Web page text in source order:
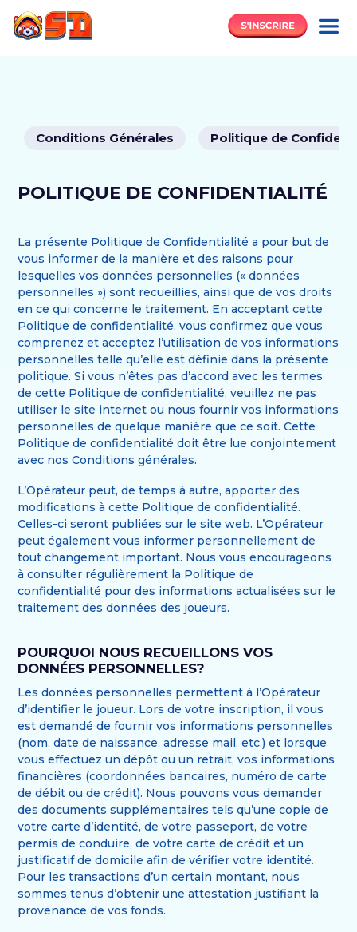
Conditions Générales Politique de
POLITIQUE DE CONFIDENTIALITÉ
La présente Politique de Confidentialité a pour but de
vous informer de la manière et des raisons pour
lesquelles vos données personnelles (« données
personnelles ») sont recueillies, ainsi que de vos droits
en ce qui concerne le traitement. En acceptant cette
Politique de confidentialité, vous confirmez que vous
comprenez et acceptez l’utilisation de vos informations
personnelles telle qu’elle est définie dans la présente
politique. Si vous n’êtes pas d’accord avec les termes
de cette Politique de confidentialité, veuillez ne pas
utiliser le site internet ou nous fournir vos informations
personnelles de quelque manière que ce soit. Cette
Politique de confidentialité doit être lue conjointement
avec nos Conditions générales.
L’Opérateur peut, de temps à autre, apporter des
modifications à cette Politique de confidentialité.
Celles-ci seront publiées sur le site web. L’Opérateur
peut également vous informer personnellement de
tout changement important. Nous vous encourageons
à consulter régulièrement la Politique de
confidentialité pour des informations actualisées sur le
traitement des données des joueurs.
POURQUOI NOUS RECUEILLONS VOS
DONNÉES PERSONNELLES?
Les données personnelles permettent à l’Opérateur
d’identifier le joueur. Lors de votre inscription, il vous
est demandé de fournir vos informations personnelles
(nom, date de naissance, adresse mail, etc.) et lorsque
vous effectuez un dépôt ou un retrait, vos informations
financières (coordonnées bancaires, numéro de carte
de débit ou de crédit). Nous pouvons vous demander
des documents supplémentaires tels qu’une copie de
votre carte d’identité, de votre passeport, de votre
permis de conduire, de votre carte de crédit et un
justificatif de domicile afin de vérifier votre identité.
Pour les transactions d’un certain montant, nous
sommes tenus d’obtenir une attestation justifiant la
provenance de vos fonds.